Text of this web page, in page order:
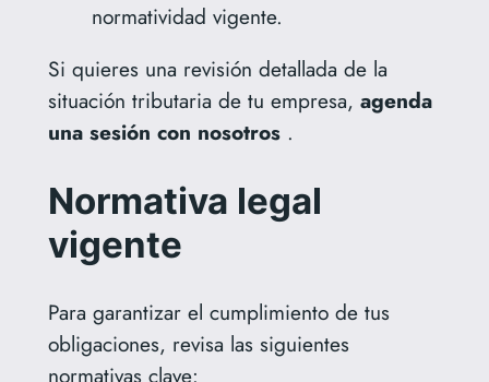
normatividad vigente.
Si quieres una revisión detallada de la
situación tributaria de tu empresa, agenda
una sesión con nosotros.
Normativa legal
vigente
Para garantizar el cumplimiento de tus
obligaciones, revisa las siguientes
normativas clave: